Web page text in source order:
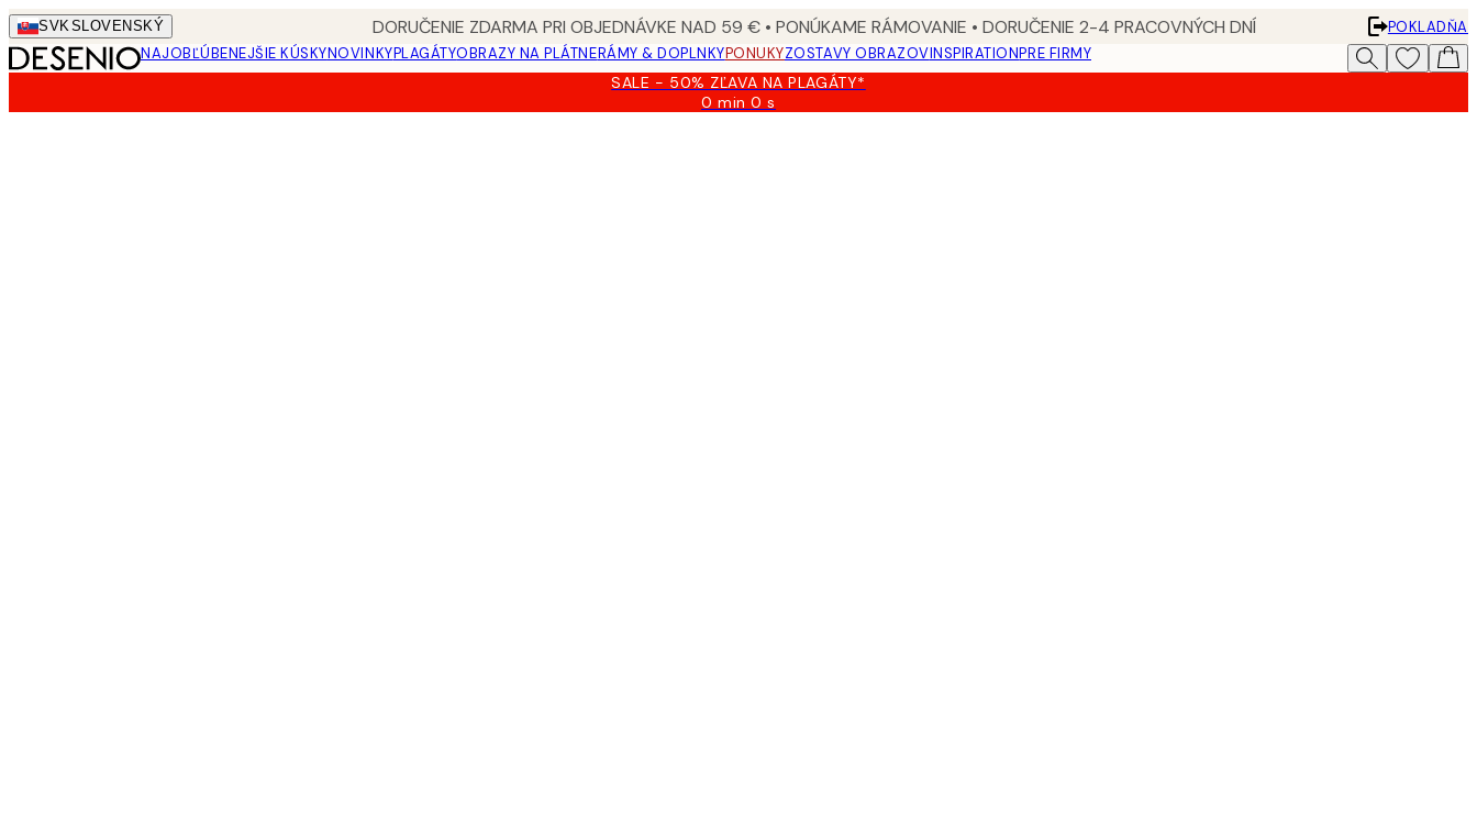
Skip
to
main
SVKSLOVENSKÝ DORUČENIE ZDARMA PRI OBJEDNÁVKE NAD 59 € • PONÚKAME RÁMOVANIE • DORUČENIE 2-4 PRACOVNÝCH DNÍ
POKLADŇA
NAJOBĽÚBENEJŠIE KÚSKYNOVINKYPLAGÁTYOBRAZY NA PLÁTNERÁMY & DOPLNKYPONUKYZOSTAVY OBRAZOVINSPIRATIONPRE FIRMY
SALE - 50% ZĽAVA NA PLAGÁTY*
0 min0 s
Platné